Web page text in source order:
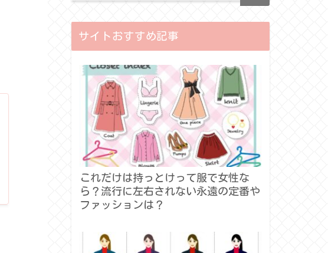
サイトおすすめ記事
これだけは持っとけって服で女性な
ら？流行に左右されない永遠の定番や
ファッションは？